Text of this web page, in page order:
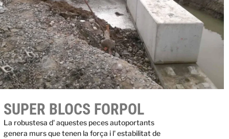
SUPER BLOCS FORPOL
La robustesa d' aquestes peces autoportants
genera murs que tenen la força i l' estabilitat de